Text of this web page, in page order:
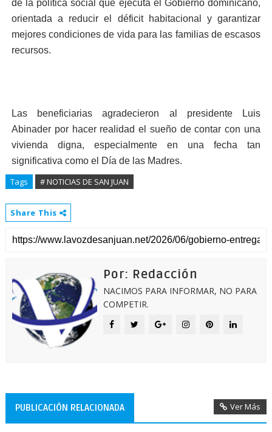
de la política social que ejecuta el Gobierno dominicano,
orientada a reducir el déficit habitacional y garantizar
mejores condiciones de vida para las familias de escasos
recursos.
Las beneficiarias agradecieron al presidente Luis
Abinader por hacer realidad el sueño de contar con una
vivienda digna, especialmente en una fecha tan
significativa como el Día de las Madres.
Tags # NOTICIAS DE SAN JUAN
Share This
Por: Redacción
NACIMOS PARA INFORMAR, NO PARA
COMPETIR.
PUBLICACIÓN RELACIONADA Ver Más